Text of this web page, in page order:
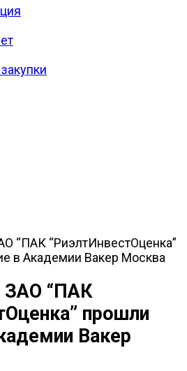
“ПАК “РиэлтИнвестОценка”
в Академии Вакер Москва
ЗАО “ПАК
прошли
Вакер